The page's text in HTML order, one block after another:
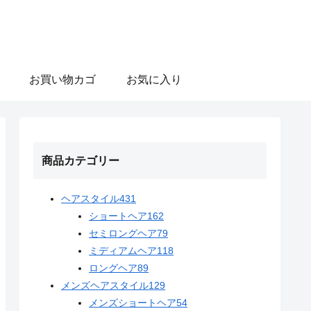
お買い物カゴ お気に入り
商品カテゴリー
ヘアスタイル431
ショートヘア162
セミロングヘア79
ミディアムヘア118
ロングヘア89
メンズヘアスタイル129
メンズショートヘア54